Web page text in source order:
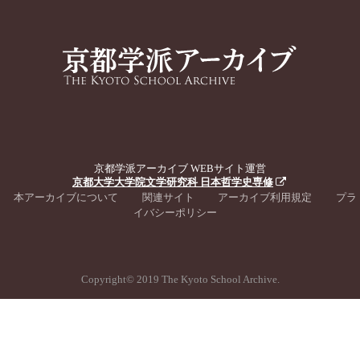
京都学派アーカイブ WEBサイト運営
京都大学大学院文学研究科 日本哲学史専修
本アーカイブについて
関連サイト アーカイブ利用規定
プラ
イバシーポリシー
Copyright© 2019 The Kyoto School Archive.